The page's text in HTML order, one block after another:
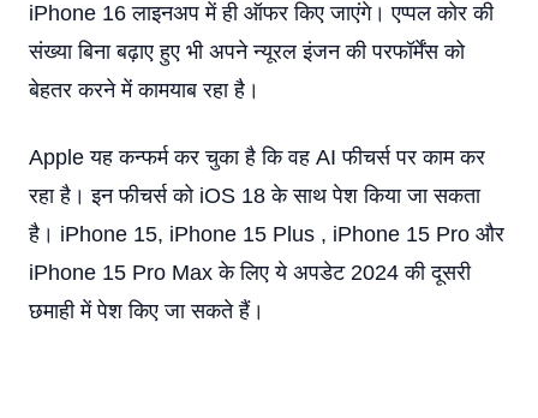
iPhone 16 लाइनअप में ही ऑफर किए जाएंगे। एप्पल कोर की
संख्या बिना बढ़ाए हुए भी अपने न्यूरल इंजन की परफॉर्मेंस को
बेहतर करने में कामयाब रहा है।
Apple यह कन्फर्म कर चुका है कि वह AI फीचर्स पर काम कर
रहा है। इन फीचर्स को iOS 18 के साथ पेश किया जा सकता
है। iPhone 15, iPhone 15 Plus , iPhone 15 Pro और
iPhone 15 Pro Max के लिए ये अपडेट 2024 की दूसरी
छमाही में पेश किए जा सकते हैं।